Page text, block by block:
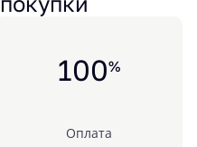
100%
Оплата